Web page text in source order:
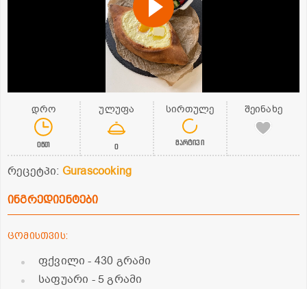
დრო
0წთ
ულუფა
0
სირთულე
მარტივი
შეინახე
რეცეტპი: Gurascooking
ინგრედიენტები
ცომისთვის:
ფქვილი- 430 გრამი
საფუარი - 5 გრამი